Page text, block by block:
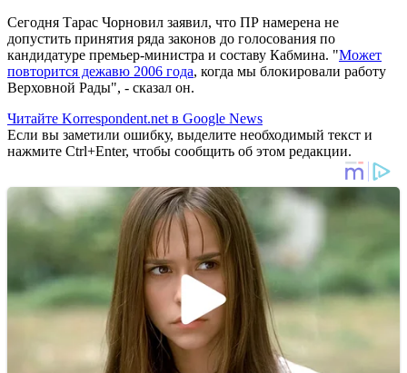
Сегодня Тарас Чорновил заявил, что ПР намерена не
допустить принятия ряда законов до голосования по
кандидатуре премьер-министра и составу Кабмина. "Может
повторится дежавю 2006 года, когда мы блокировали работу
Верховной Рады", - сказал он.
Читайте Korrespondent.net в Google News
Если вы заметили ошибку, выделите необходимый текст и
нажмите Ctrl+Enter, чтобы сообщить об этом редакции.